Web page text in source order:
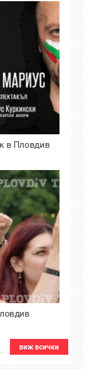
в Пловдив
виж всички